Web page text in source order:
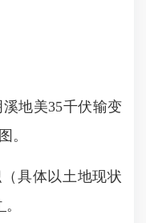
地美35千伏输变
。
具体以土地现状
。